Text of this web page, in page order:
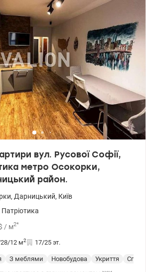
метро Позняки, Осокорки 10-15 хвилин
0976449950, Наталія, valion,ua/1147863
вул. Русової Софії,
метро Осокорки,
район.
, Дарницький, Київ
/ м2*
12 м2 17/25 эт.
З меблями Новобудова Укриття